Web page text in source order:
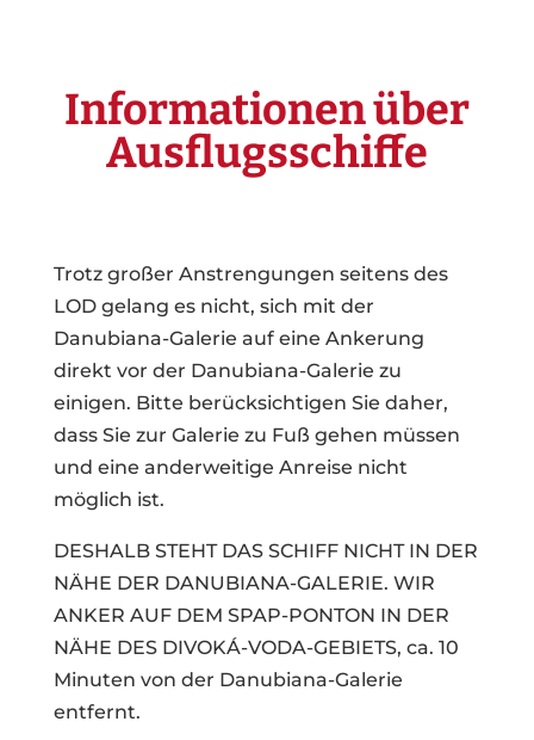
Informationen über
Ausflugsschiffe
Trotz großer Anstrengungen seitens des
LOD gelang es nicht, sich mit der
Danubiana-Galerie auf eine Ankerung
direkt vor der Danubiana-Galerie zu
einigen. Bitte berücksichtigen Sie daher,
dass Sie zur Galerie zu Fuß gehen müssen
und eine anderweitige Anreise nicht
möglich ist.
DESHALB STEHT DAS SCHIFF NICHT IN DER
NÄHE DER DANUBIANA-GALERIE. WIR
ANKER AUF DEM SPAP-PONTON IN DER
NÄHE DES DIVOKÁ-VODA-GEBIETS, ca. 10
Minuten von der Danubiana-Galerie
entfernt.